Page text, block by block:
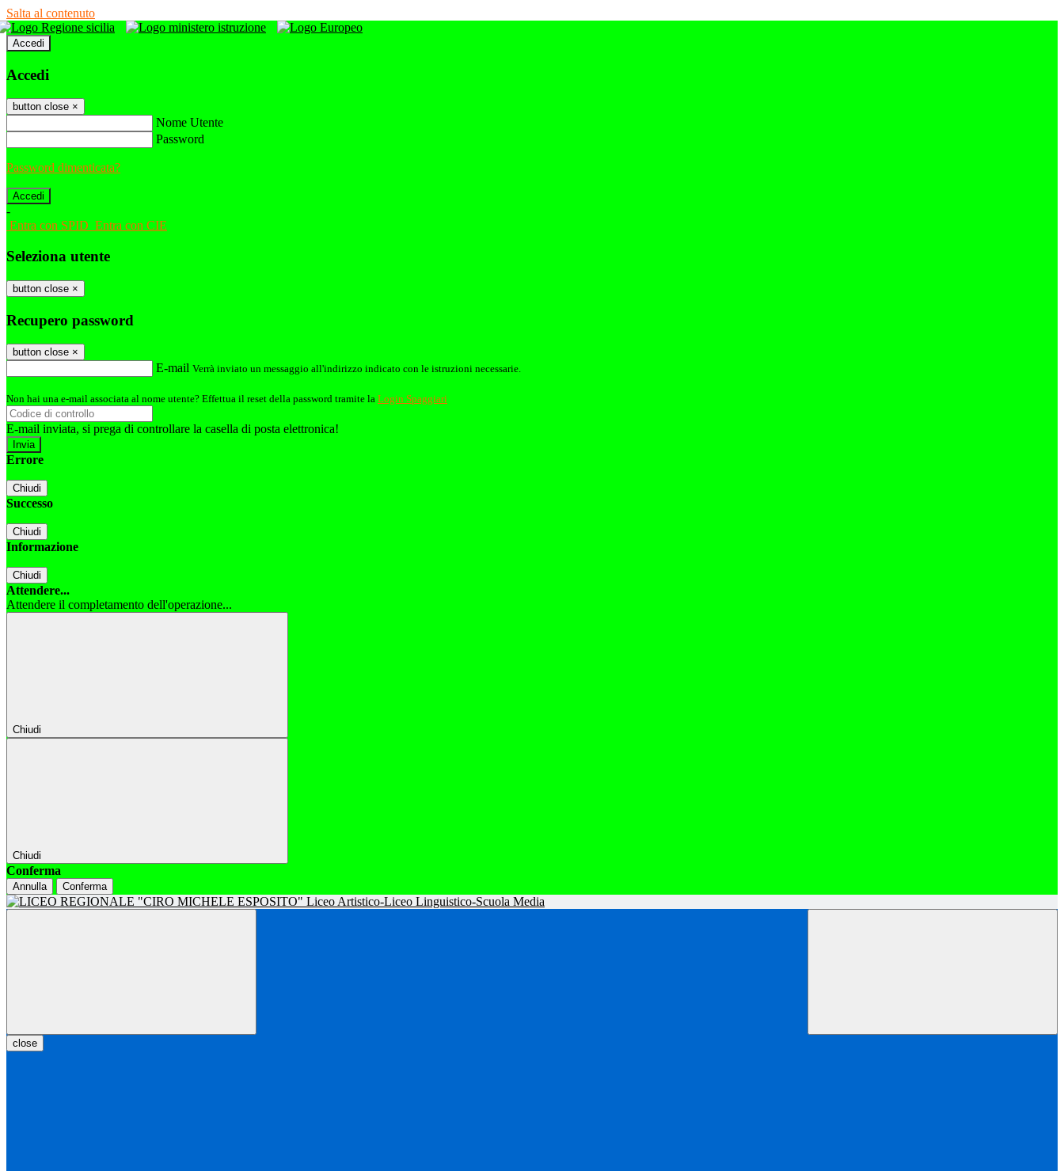
Salta al contenuto
Accedi
Accedi
button close ×
Nome Utente
Password
Password dimenticata?
-
Entra con SPID Entra con CIE
Seleziona utente
button close ×
Recupero password
button close ×
E-mail Verrà inviato un messaggio all'indirizzo indicato con le istruzioni necessarie.
Non hai una e-mail associata al nome utente? Effettua il reset della password tramite la Login Spaggiari
E-mail inviata, si prega di controllare la casella di posta elettronica!
Errore
Chiudi
Successo
Chiudi
Informazione
Chiudi
Attendere...
Attendere il completamento dell'operazione...
Chiudi
Chiudi
Conferma
Annulla Conferma
close